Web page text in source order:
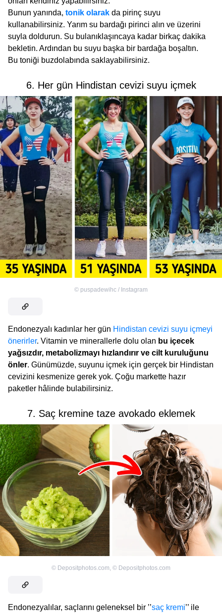
Bunun yanında, tonik olarak da pirinç suyu
kullanabilirsiniz. Yarım su bardağı pirinci alın ve üzerini
suyla doldurun. Su bulanıklaşıncaya kadar birkaç dakika
bekletin. Ardından bu suyu başka bir bardağa boşaltın.
Bu toniği buzdolabında saklayabilirsiniz.
6. Her gün Hindistan cevizi suyu içmek
© puspadewihc / Instagram
Endonezyalı kadınlar her gün Hindistan cevizi suyu içmeyi
önerirler. Vitamin ve minerallerle dolu olan bu içecek
yağsızdır, metabolizmayı hızlandırır ve cilt kuruluğunu
önler. Günümüzde, suyunu içmek için gerçek bir Hindistan
cevizini kesmenize gerek yok. Çoğu markette hazır
paketler hâlinde bulabilirsiniz.
7. Saç kremine taze avokado eklemek
© Depositphotos.com, © Depositphotos.com
Endonezyalılar, saçlarını geleneksel bir ’’saç kremi’’ ile